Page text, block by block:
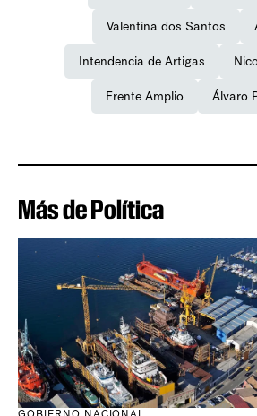
Valentina dos Santos
Intendencia de Artigas
Frente Amplio Álvaro
Más de Política